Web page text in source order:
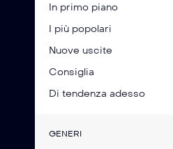
In primo piano
I più popolari
Nuove uscite
Consiglia
Di tendenza adesso
GENERI